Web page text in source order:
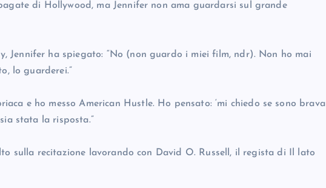
di Hollywood, ma Jennifer non ama guardarsi sul grande
Jennifer ha spiegato: “No (non guardo i miei film, ndr). Non ho mai
lo guarderei.”
e ho messo American Hustle. Ho pensato: ‘mi chiedo se sono brava
stata la risposta.”
sulla recitazione lavorando con David O. Russell, il regista di Il lato